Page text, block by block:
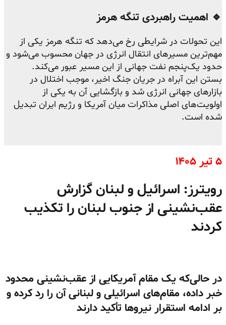
🔹 اهمیت راهبردی تنگه هرمز
این تحولات در شرایطی رخ می‌دهد که تنگه هرمز یکی از
مهم‌ترین مسیرهای انتقال انرژی در جهان محسوب می‌شود و
حدود یک‌پنجم نفت جهانی از این مسیر عبور می‌کند.
بستن این آبراه در جریان جنگ اخیر، موجب اختلال در
بازارهای جهانی انرژی شد و بازگشایی آن به یکی از
اولویت‌های اصلی مذاکرات میان آمریکا و رژیم ایران تبدیل
شده است.
۵ تیر ۱۴۰۵
رویترز: اسرائیل و لبنان گزارش
عقب‌نشینی از جنوب لبنان را تکذیب
کردند
در حالی‌که یک مقام آمریکایی از عقب‌نشینی محدود
خبر داده، مقام‌های اسرائیلی و لبنانی آن را رد کرده و
بر ادامه استقرار نیروها تأکید دارند